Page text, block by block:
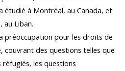
étudié à Montréal, au Canada, et
au Liban.
préoccupation pour les droits de
couvrant des questions telles que
les questions